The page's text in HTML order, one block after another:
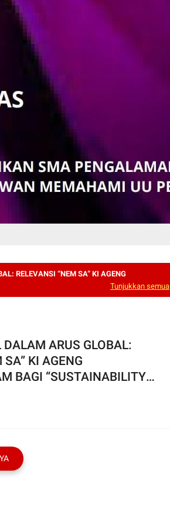
RELEVANSI “NEM SA” KI AGENG
Tunjukkan semua
DALAM ARUS GLOBAL:
SA” KI AGENG
BAGI “SUSTAINABILITY